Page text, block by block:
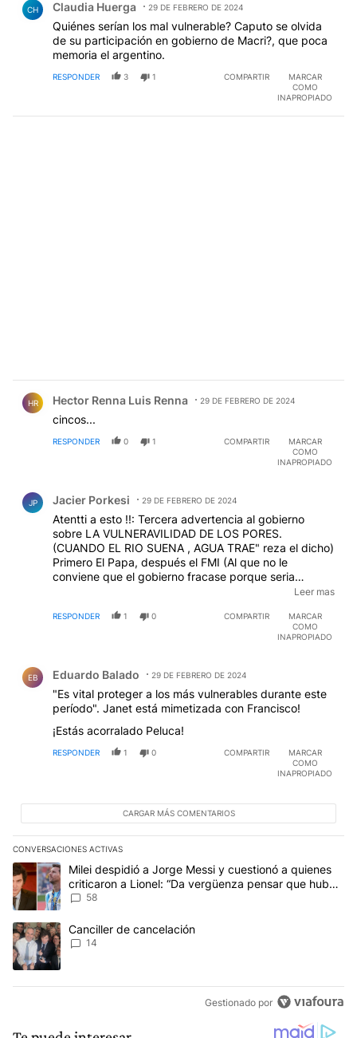
CH Claudia Huerga 29 DE FEBRERO DE 2024
Quiénes serían los mal vulnerable? Caputo se olvida
de su participación en gobierno de Macri?, que poca
memoria el argentino.
RESPONDER 3 1 COMPARTIR
MARCAR
COMO
INAPROPIADO
HR Hector Renna Luis Renna 29 DE FEBRERO DE 2024
cincos...
RESPONDER 0 1 COMPARTIR
MARCAR
COMO
INAPROPIADO
JP Jacier Porkesi 29 DE FEBRERO DE 2024
Atentti a esto !!: Tercera advertencia al gobierno
sobre LA VULNERAVILIDAD DE LOS PORES.
(CUANDO EL RIO SUENA , AGUA TRAE" reza el dicho)
Primero El Papa, después el FMI (Al que no le
conviene que el gobierno fracase porque seria
cómplice de su fracaso y quedaría muy expuesto a la
junto otros directivos avaló las garantías para un
adelanto del fondo que en realidad debía hacerse e
Leer mas
RESPONDER 1 0 COMPARTIR
MARCAR
COMO
INAPROPIADO
EB Eduardo Balado 29 DE FEBRERO DE 2024
"Es vital proteger a los más vulnerables durante este
período". Janet está mimetizada con Francisco!
¡Estás acorralado Peluca!
RESPONDER 1 0 COMPARTIR
MARCAR
COMO
INAPROPIADO
CARGAR MÁS COMENTARIOS
CONVERSACIONES ACTIVAS
Este listado muestra los artículos con más comentarios en los
Un artículo de tendencia con el título "Milei despidió a Jorge
Milei despidió a Jorge Messi y cuestionó a quienes
criticaron a Lionel: “Da vergüenza pensar que hubo
anti-Messi”
58
Un artículo de tendencia con el título "Canciller de cancelación"
Canciller de cancelación
14
Gestionado por